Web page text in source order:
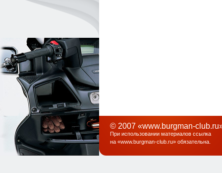
© 2007 «www.burgman-
При использовании материалов ссылка
на «www.burgman-club.ru» обязательна